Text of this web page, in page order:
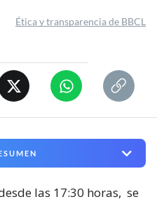
Ética y transparencia de BBCL
las 17:30 horas, se